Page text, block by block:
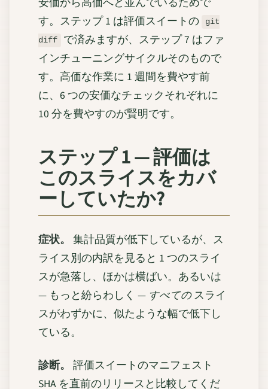
す。ステップ 1 は評価スイートの
git
diff
で済みますが、ステップ 7 はファ
インチューニングサイクルそのもので
す。高価な作業に 1 週間を費やす前
に、6 つの安価なチェックそれぞれに
10 分を費やすのが賢明です。
ステップ 1 — 評価は
このスライスをカバ
ーしていたか?
症状。 集計品質が低下しているが、ス
ライス別の内訳を見ると 1 つのスライ
スが急落し、ほかは横ばい。あるいは
— もっと紛らわしく — すべてのスライ
スがわずかに、似たような幅で低下し
ている。
診断。 評価スイートのマニフェスト
SHA を直前のリリースと比較してくだ